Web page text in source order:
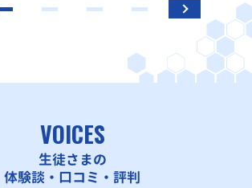
VOICES
生徒さまの
体験談・口コミ・評判